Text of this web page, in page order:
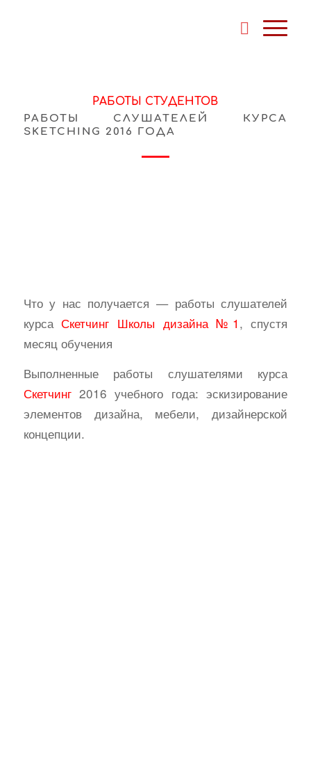
РАБОТЫ СТУДЕНТОВ
РАБОТЫ СЛУШАТЕЛЕЙ КУРСА
SKETCHING 2016 ГОДА
Что у нас получается — работы слушателей
курсаСкетчинг Школы дизайна №1 , спустя
месяц обучения
Выполненные работы слушателями курса
Скетчинг2016 учебного года: эскизирование
элементов дизайна, мебели, дизайнерской
концепции.